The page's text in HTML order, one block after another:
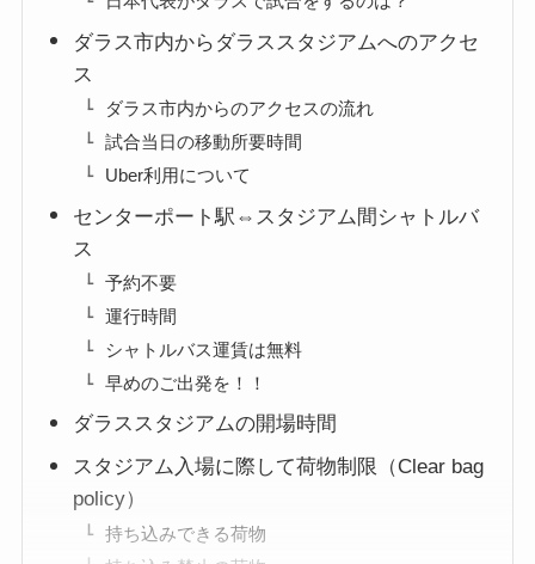
ダラス市内からダラススタジアムへのアクセ
ス
ダラス市内からのアクセスの流れ
試合当日の移動所要時間
Uber利用について
センターポート駅⇔スタジアム間シャトルバ
ス
予約不要
運行時間
シャトルバス運賃は無料
早めのご出発を！！
ダラススタジアムの開場時間
スタジアム入場に際して荷物制限（Clear bag
policy）
持ち込みできる荷物